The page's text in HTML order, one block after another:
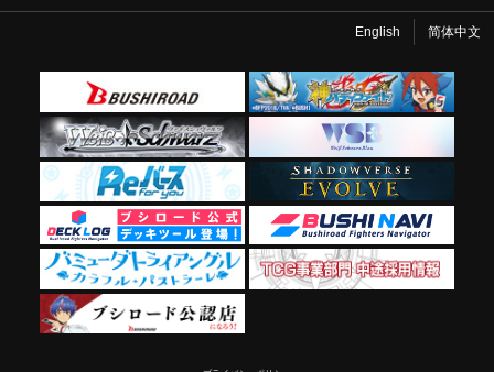
English 简体中文